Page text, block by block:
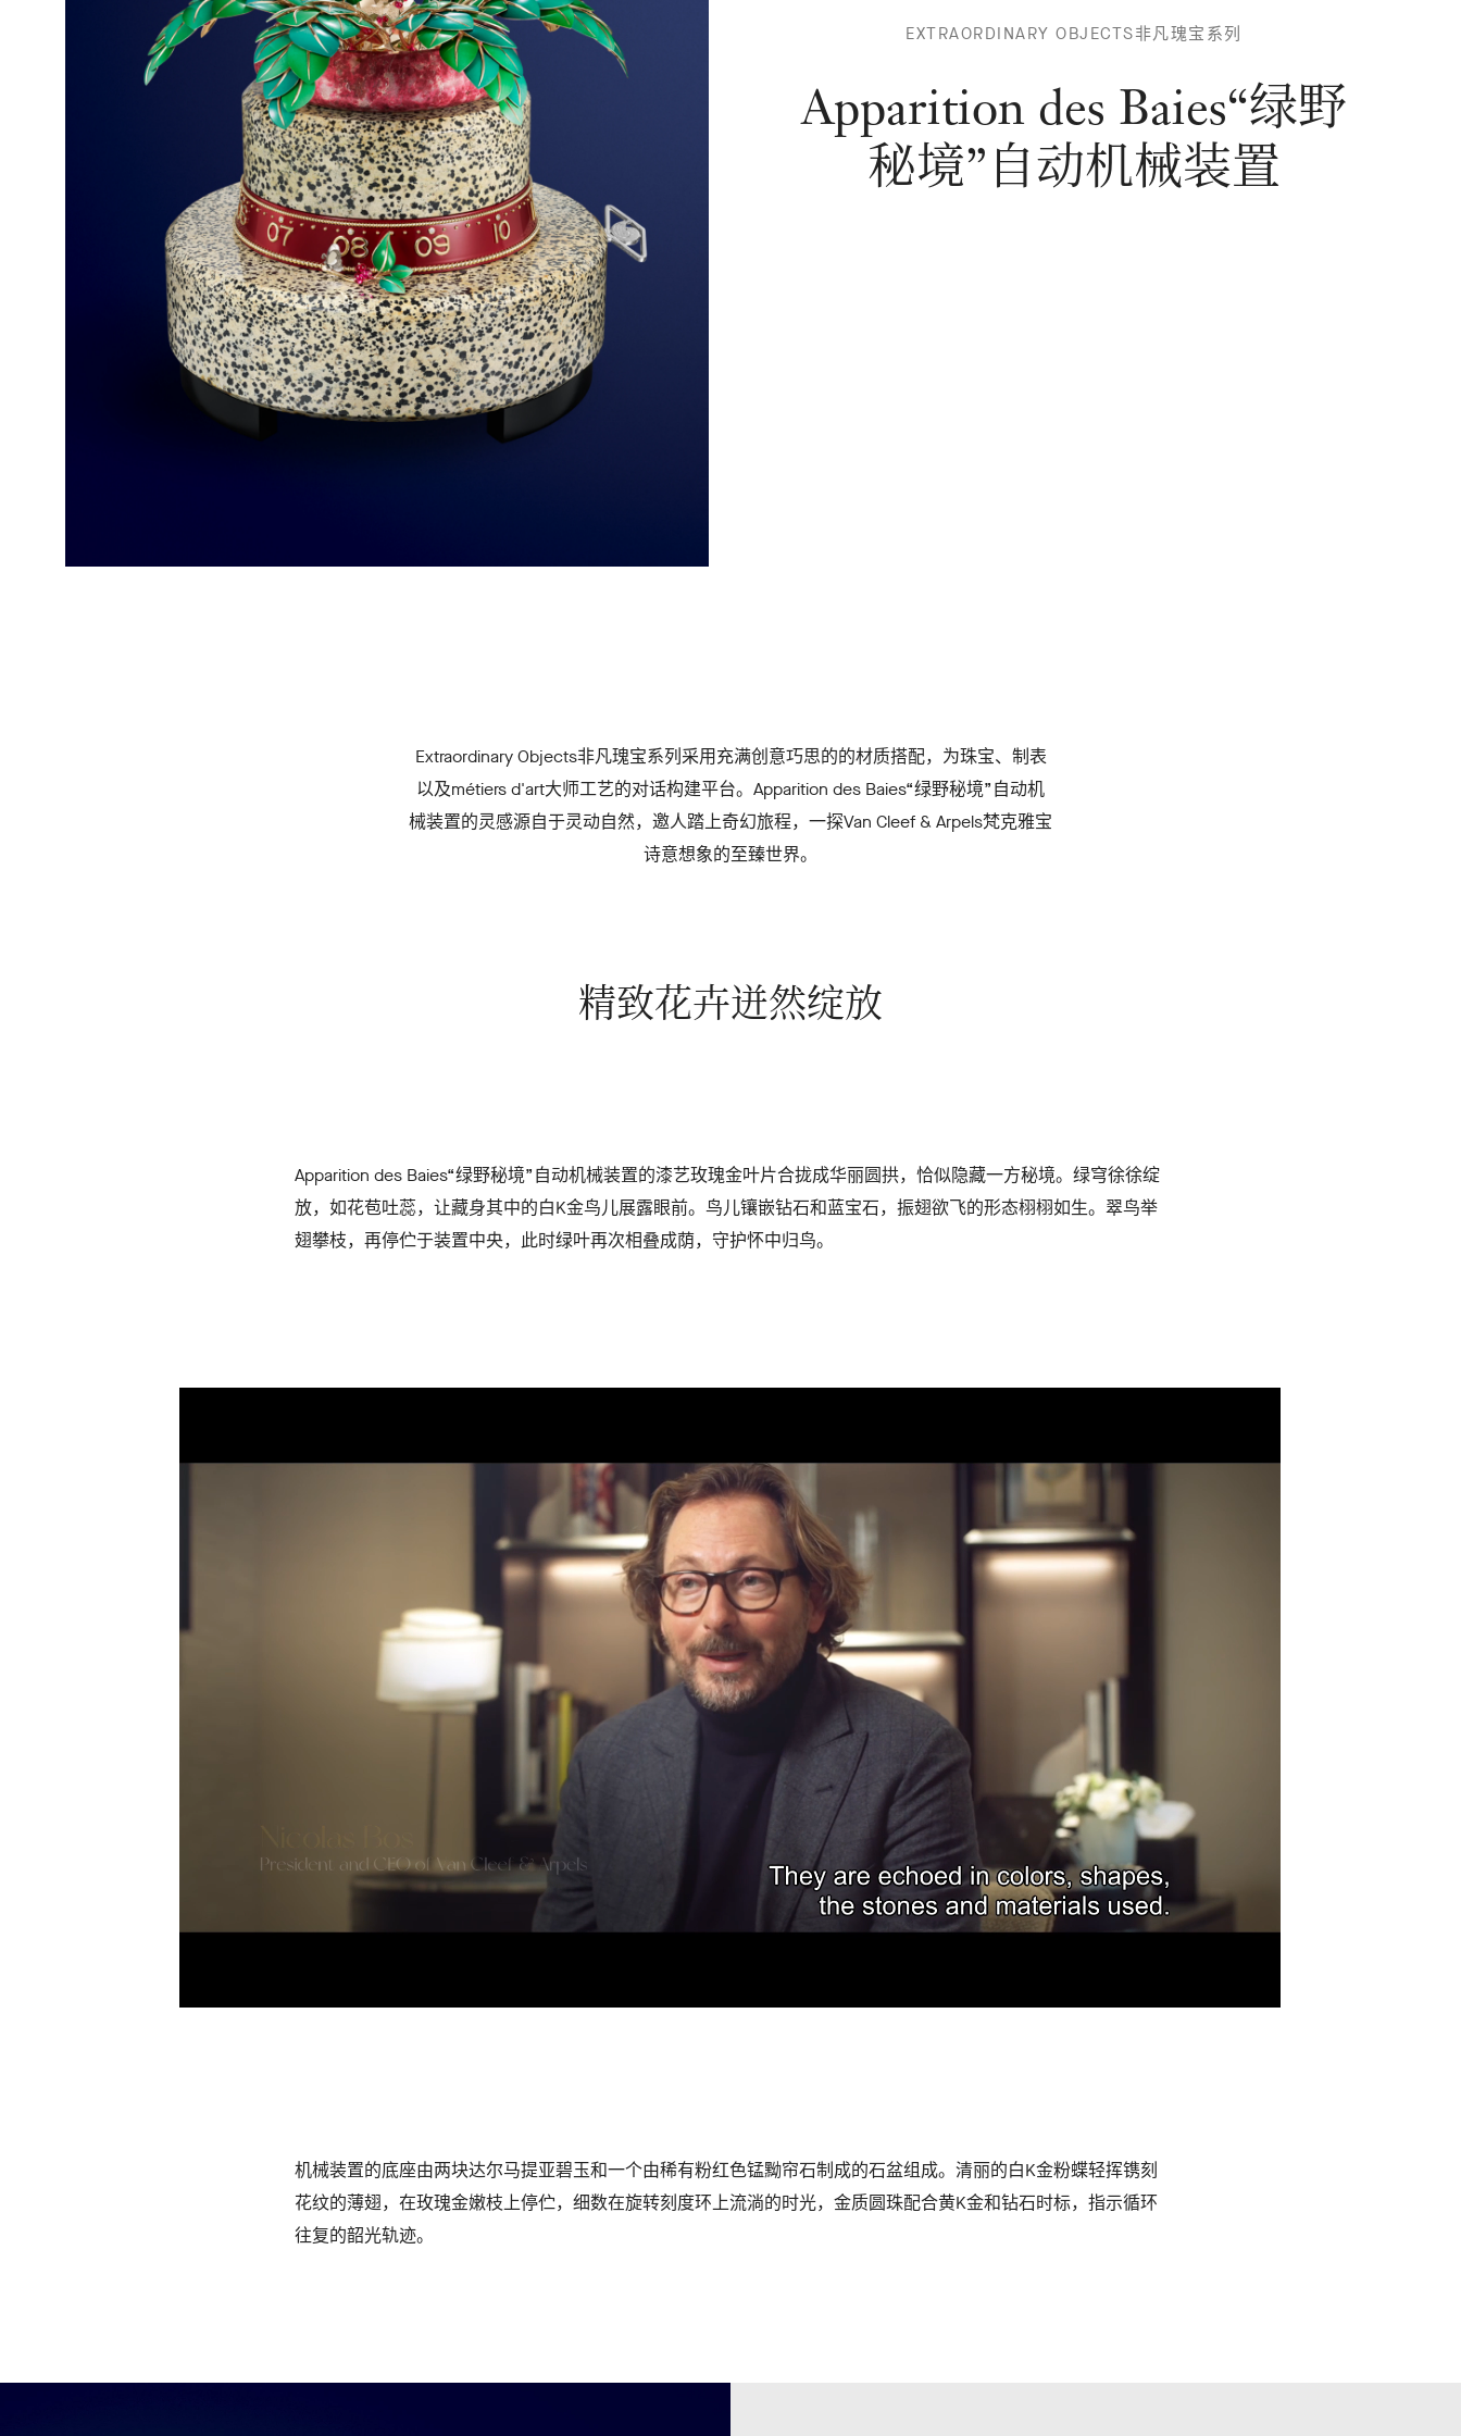
APPARITION
秘境”自动机
械装置
EXTRAORDINARY OBJECTS非凡瑰宝系列
Apparition des Baies“绿野
秘境”自动机械装置
Extraordinary Objects非凡瑰宝系列采用充满创意巧思的的材质搭配，为珠宝、制表
以及métiers d'art大师工艺的对话构建平台。Apparition des Baies“绿野秘境”自动机
械装置的灵感源自于灵动自然，邀人踏上奇幻旅程，一探Van Cleef & Arpels梵克雅宝
诗意想象的至臻世界。
精致花卉迸然绽放
Apparition des Baies“绿野秘境”自动机械装置的漆艺玫瑰金叶片合拢成华丽圆拱，恰似隐藏一方秘境。绿穹徐徐绽
放，如花苞吐蕊，让藏身其中的白K金鸟儿展露眼前。鸟儿镶嵌钻石和蓝宝石，振翅欲飞的形态栩栩如生。翠鸟举
翅攀枝，再停伫于装置中央，此时绿叶再次相叠成荫，守护怀中归鸟。
机械装置的底座由两块达尔马提亚碧玉和一个由稀有粉红色锰黝帘石制成的石盆组成。 清丽的白K金粉蝶轻挥镌刻
花纹的薄翅，在玫瑰金嫩枝上停伫，细数在旋转刻度环上流淌的时光，金质圆珠配合黄K金和钻石时标，指示循环
往复的韶光轨迹。